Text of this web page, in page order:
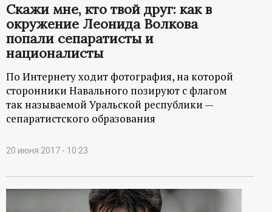
Скажи мне, кто твой друг: как в
окружение Леонида Волкова
попали сепаратисты и
националисты
По Интернету ходит фотография, на которой
сторонники Навального позируют с флагом
так называемой Уральской республики —
сепаратистского образования
20 июня 2017 - 10:23